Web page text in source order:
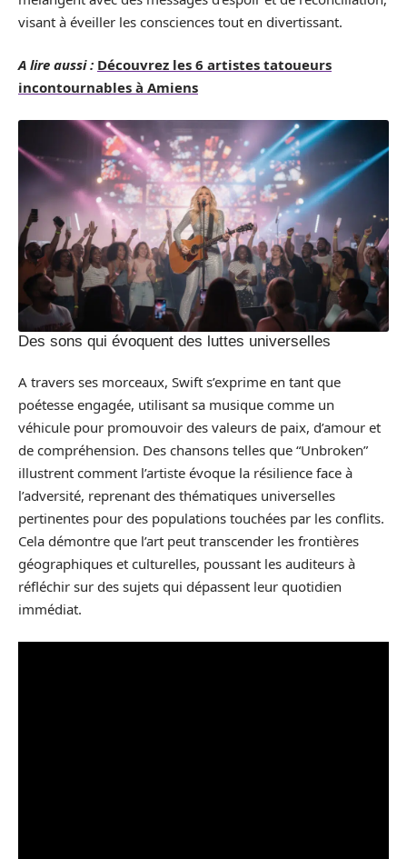
visant à éveiller les consciences tout en divertissant.
A lire aussi : Découvrez les 6 artistes tatoueurs
incontournables à Amiens
Des sons qui évoquent des luttes universelles
A travers ses morceaux, Swift s’exprime en tant que
poétesse engagée, utilisant sa musique comme un
véhicule pour promouvoir des valeurs de paix, d’amour et
de compréhension. Des chansons telles que “Unbroken”
illustrent comment l’artiste évoque la résilience face à
l’adversité, reprenant des thématiques universelles
pertinentes pour des populations touchées par les conflits.
Cela démontre que l’art peut transcender les frontières
géographiques et culturelles, poussant les auditeurs à
réfléchir sur des sujets qui dépassent leur quotidien
immédiat.